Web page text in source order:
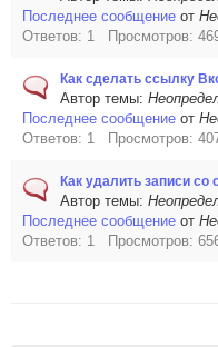
Последнее сообщение от
Ответов: 1 Просмотров:
Как сделать ссылку
Автор темы:
Последнее сообщение от
Ответов: 1 Просмотров:
Как удалить записи со
Автор темы:
Последнее сообщение от
Ответов: 1 Просмотров: